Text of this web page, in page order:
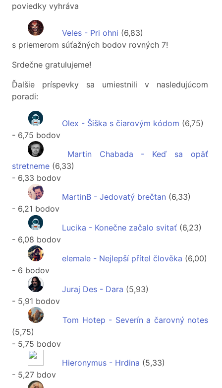
poviedky vyhráva
Veles - Pri ohni (6,83)
s priemerom súťažných bodov rovných 7!
Srdečne gratulujeme!
Ďalšie príspevky sa umiestnili v nasledujúcom
poradi:
Olex - Šiška s čiarovým kódom (6,75)
- 6,75 bodov
Martin Chabada - Keď sa opäť
stretneme (6,33)
- 6,33 bodov
MartinB - Jedovatý brečtan (6,33)
- 6,21 bodov
Lucika - Konečne začalo svitať (6,23)
- 6,08 bodov
elemale - Nejlepší přítel člověka (6,00)
- 6 bodov
Juraj Des - Dara (5,93)
- 5,91 bodov
Tom Hotep - Severín a čarovný notes
(5,75)
- 5,75 bodov
Hieronymus - Hrdina (5,33)
- 5,27 bdov